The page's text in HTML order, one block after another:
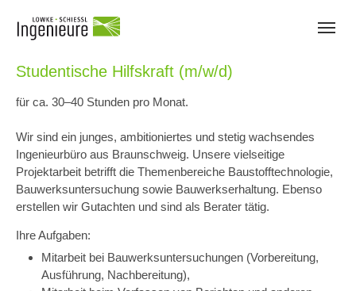
Studentische Hilfskraft (m/w/d)
für ca. 30–40 Stunden pro Monat.
Wir sind ein junges, ambitioniertes und stetig wachsendes
Ingenieurbüro aus Braunschweig. Unsere vielseitige
Projektarbeit betrifft die Themenbereiche Baustofftechnologie,
Bauwerksuntersuchung sowie Bauwerkserhaltung. Ebenso
erstellen wir Gutachten und sind als Berater tätig.
Ihre Aufgaben:
Mitarbeit bei Bauwerksuntersuchungen (Vorbereitung,
Ausführung, Nachbereitung),